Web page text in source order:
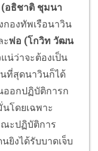
อธิชาติ ชุมนา
องทัพเรือนาวิน
ะพ่อ (โกวิท วัฒน
น่ว่าจะต้องเป็น
ที่สุดนาวินก็ได้
ออกปฏิบัติการก
โดยเฉพาะ
ะปฏิบัติการ
ยิงได้รับบาดเจ็บ